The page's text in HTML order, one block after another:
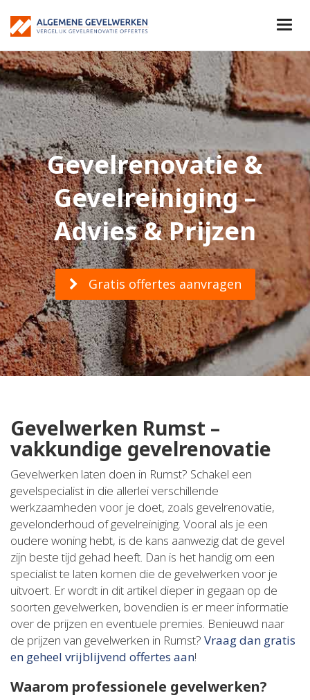
Gevelrenovatie &
Gevelreiniging –
Advies & Prijzen
Gratis offertes aanvragen
Gevelwerken Rumst –
vakkundige gevelrenovatie
Gevelwerken laten doen in Rumst? Schakel een
gevelspecialist in die allerlei verschillende
werkzaamheden voor je doet, zoals gevelrenovatie,
gevelonderhoud of gevelreiniging. Vooral als je een
oudere woning hebt, is de kans aanwezig dat de gevel
zijn beste tijd gehad heeft. Dan is het handig om een
specialist te laten komen die de gevelwerken voor je
uitvoert. Er wordt in dit artikel dieper in gegaan op de
soorten gevelwerken, bovendien is er meer informatie
over de prijzen en eventuele premies. Benieuwd naar
de prijzen van gevelwerken in Rumst? Vraag dan gratis
en geheel vrijblijvend offertes aan!
Waarom professionele gevelwerken?